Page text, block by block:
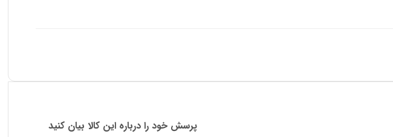
پرسش خود را درباره این کالا بیان کنید